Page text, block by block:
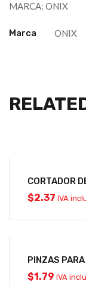
MARCA: ONIX
Marca ONIX
CORTADOR
$2.37 IVA
PINZAS
$1.79 IVA